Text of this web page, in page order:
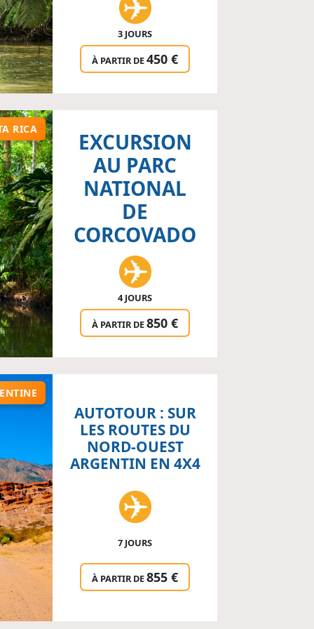
3 JOURS
À PARTIR DE450 €
RICA
EXCURSION
AU PARC
NATIONAL
DE
CORCOVADO
4 JOURS
À PARTIR DE850 €
AUTOTOUR : SUR
LES ROUTES DU
NORD-OUEST
ARGENTIN EN 4X4
7 JOURS
À PARTIR DE855 €